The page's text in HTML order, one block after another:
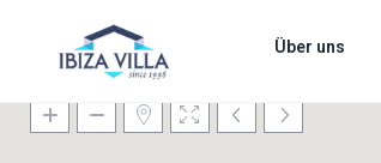
Über uns